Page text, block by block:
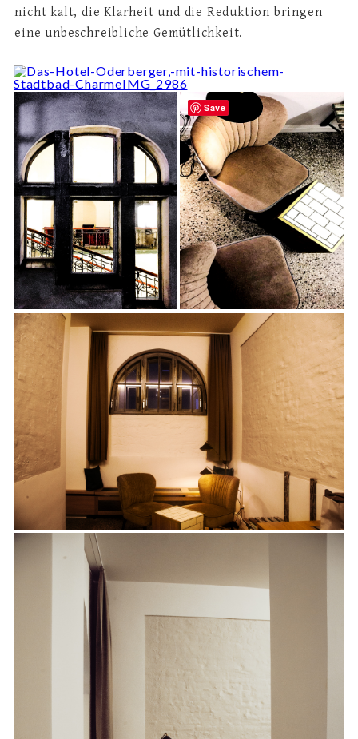
nicht kalt, die Klarheit und die Reduktion bringen
eine unbeschreibliche Gemütlichkeit.
Save